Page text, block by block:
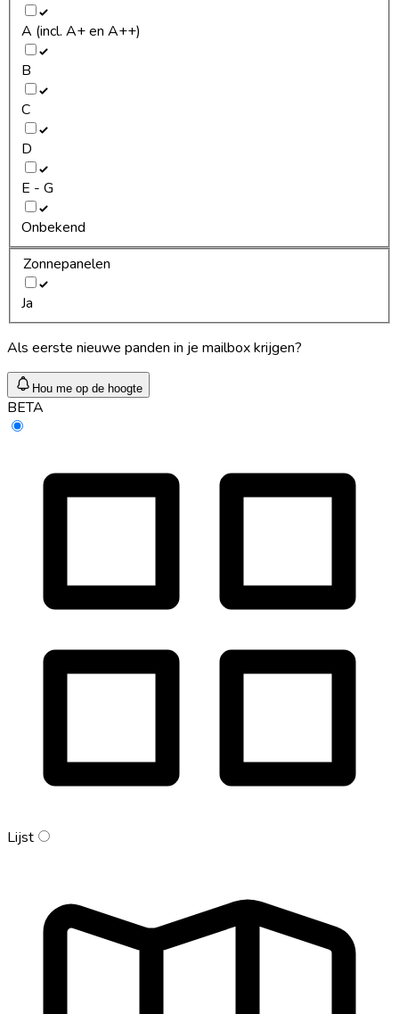
A (incl. A+ en A++)
B
C
D
E - G
Onbekend
Zonnepanelen
Ja
Als eerste nieuwe panden in je mailbox krijgen?
Hou me op de hoogte
BETA
Lijst